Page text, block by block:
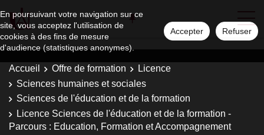
En poursuivant votre navigation sur ce
site, vous acceptez l'utilisation de
cookies à des fins de mesure
d'audience (statistiques anonymes).
Accepter Refuser
Accueil Offre de formation
Licence
Sciences humaines et sociales
Sciences de l'éducation et de la formation
Licence Sciences de l'éducation et de la formation -
Parcours : Education, Formation et Accompagnement